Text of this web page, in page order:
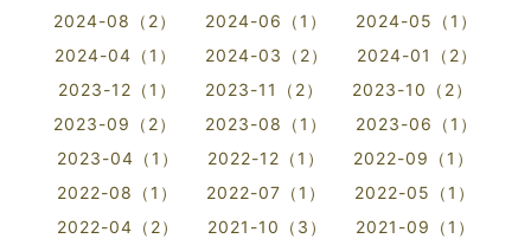
2024-08（2）
2024-06（1）
2024-05（1）
2024-04（1）
2024-03（2）
2024-01（2）
2023-12（1）
2023-11（2）
2023-10（2）
2023-09（2）
2023-08（1）
2023-06（1）
2023-04（1）
2022-12（1）
2022-09（1）
2022-08（1）
2022-07（1）
2022-05（1）
2022-04（2）
2021-10（3）
2021-09（1）